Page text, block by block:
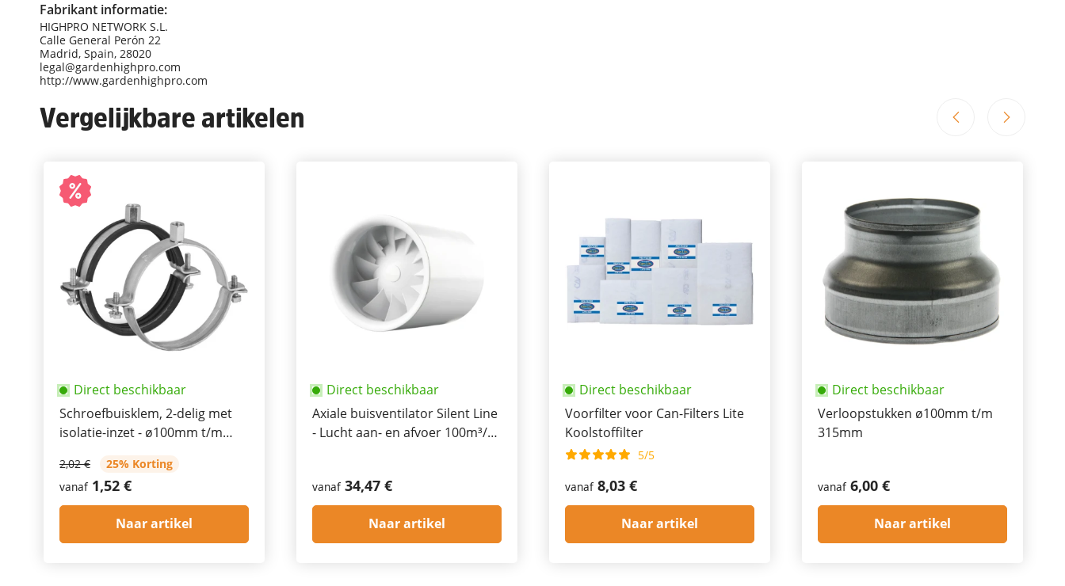
Fabrikant informatie:
HIGHPRO NETWORK S.L.
Calle General Perón 22
Madrid, Spain, 28020
legal@gardenhighpro.com
http://www.gardenhighpro.com
Vergelijkbare artikelen
Direct beschikbaar
Schroefbuisklem, 2-delig met
isolatie-inzet - ø100mm t/m
2,02 €
25% Korting
vanaf 1,52 €
Naar artikel
Direct beschikbaar
Axiale buisventilator Silent Line
- Lucht aan- en afvoer 100m³/h,
vanaf 34,47 €
Naar artikel
Direct beschikbaar
Voorfilter voor Can-Filters Lite
Koolstoffilter
5/5
vanaf 8,03 €
Naar artikel
Direct beschikbaar
Verloopstukken ø100mm t/m
315mm
vanaf 6,00 €
Naar artikel